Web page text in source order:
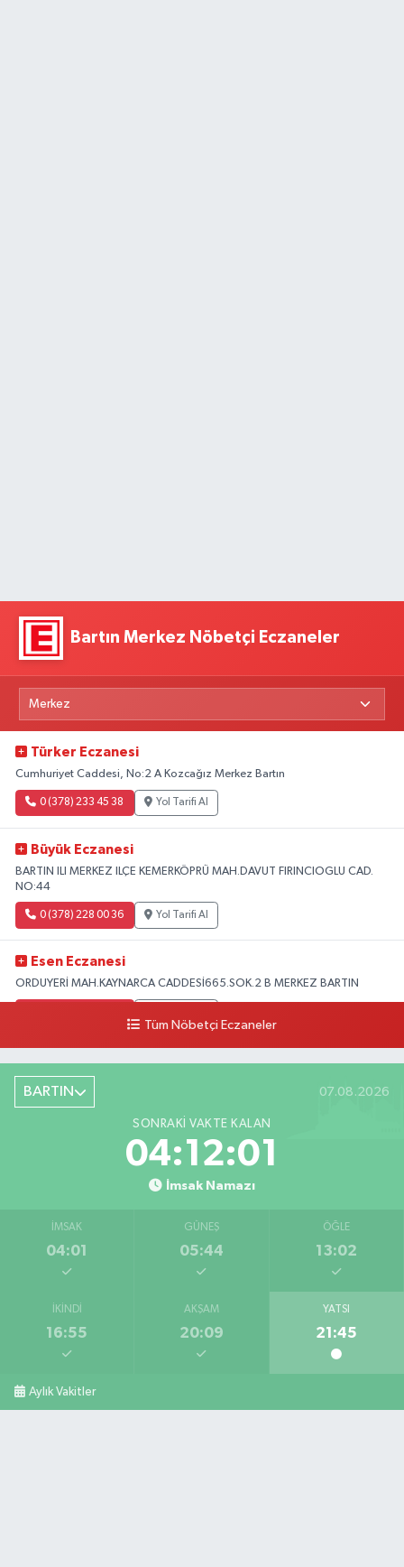
Bartın Merkez Nöbetçi Eczaneler
Türker Eczanesi
Cumhuriyet Caddesi, No:2 A Kozcağız Merkez Bartın
0 (378) 233 45 38 Yol Tarifi Al
Büyük Eczanesi
BARTIN ILI MERKEZ ILÇE KEMERKÖPRÜ MAH.DAVUT FIRINCIOGLU CAD.
NO:44
0 (378) 228 00 36 Yol Tarifi Al
Esen Eczanesi
ORDUYERİ MAH.KAYNARCA CADDESİ665.SOK.2 B MERKEZ BARTIN
Şiremirçavuş Mahallesi, Kırıkçı Zeliha Ana Sokak No:20 8 Merkez Bartın
0 (378) 227 85 45
Tüm Nöbetçi Eczaneler
BARTIN 07.08.2026
SONRAKI VAKTE KALAN
04:12:00
İmsak Namazı
İMSAK
04:01
GÜNEŞ
05:44
ÖĞLE
13:02
İKINDI
16:55
AKŞAM
20:09
YATSI
21:45
Aylık Vakitler